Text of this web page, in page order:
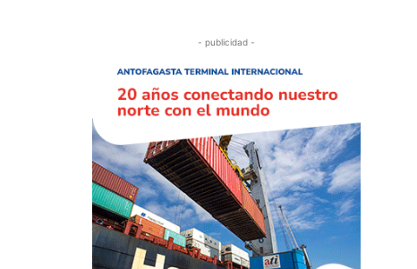
- publicidad -